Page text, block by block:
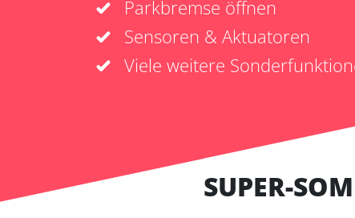
Parkbremse öffnen
Sensoren & Aktuatoren
Viele weitere
SUPER-